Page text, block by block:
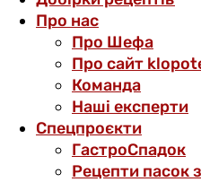
Про нас
Про Шефа
Про сайт
Команда
Наші експерти
Спецпроєкти
ГастроСпадок
Рецепти пасок